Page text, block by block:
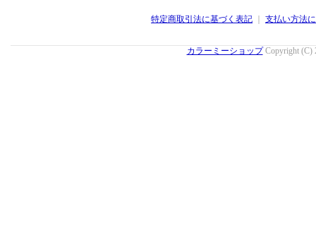
特定商取引法に基づく表記 支払い方法
カラーミーショップCopyright (C)